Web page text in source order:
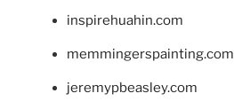
inspirehuahin.com
memmingerspainting.com
jeremypbeasley.com